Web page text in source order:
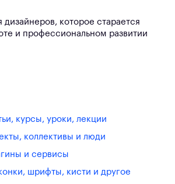
которое старается
и профессиональном развитии
курсы, уроки, лекции
коллективы и люди
и сервисы
шрифты, кисти и другое